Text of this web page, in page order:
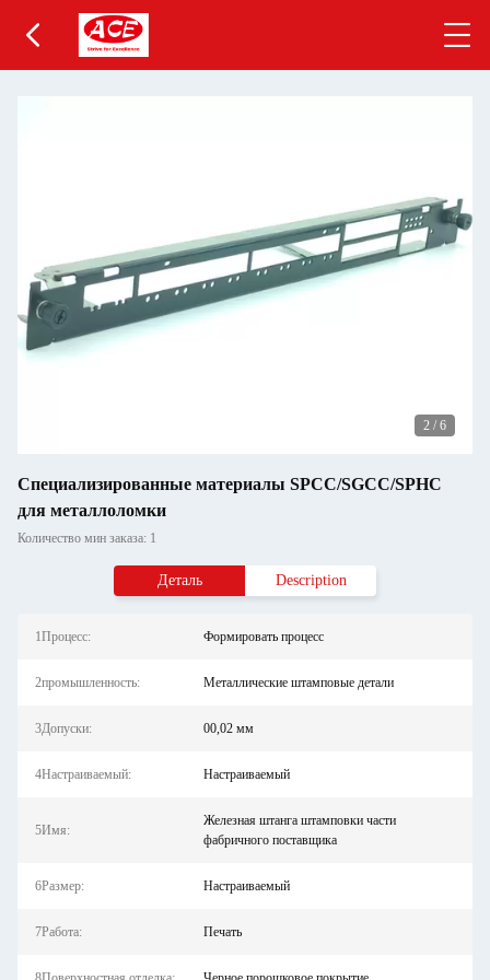
2 / 6
Специализированные материалы SPCC/SGCC/SPHC
для металлоломки
Количество мин заказа: 1
Деталь Description
1Процесс: Формировать процесс
2промышленность: Металлические штамповые детали
3Допуски: 00,02 мм
4Настраиваемый: Настраиваемый
5Имя:
Железная штанга штамповки части
фабричного поставщика
6Размер: Настраиваемый
7Работа: Печать